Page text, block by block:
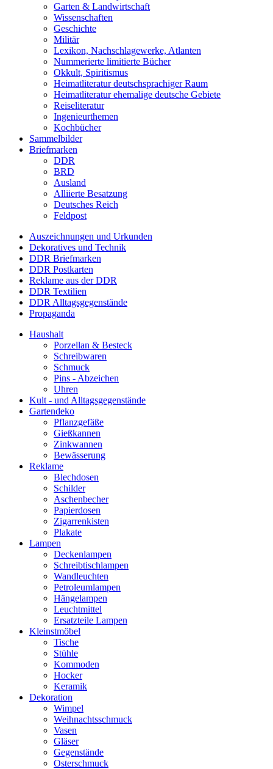
Garten & Landwirtschaft
Wissenschaften
Geschichte
Militär
Lexikon, Nachschlagewerke, Atlanten
Nummerierte limitierte Bücher
Okkult, Spiritismus
Heimatliteratur deutschsprachiger Raum
Heimatliteratur ehemalige deutsche Gebiete
Reiseliteratur
Ingenieurthemen
Kochbücher
Sammelbilder
Briefmarken
DDR
BRD
Ausland
Alliierte Besatzung
Deutsches Reich
Feldpost
Auszeichnungen und Urkunden
Dekoratives und Technik
DDR Briefmarken
DDR Postkarten
Reklame aus der DDR
DDR Textilien
DDR Alltagsgegenstände
Propaganda
Haushalt
Porzellan & Besteck
Schreibwaren
Schmuck
Pins - Abzeichen
Uhren
Kult - und Alltagsgegenstände
Gartendeko
Pflanzgefäße
Gießkannen
Zinkwannen
Bewässerung
Reklame
Blechdosen
Schilder
Aschenbecher
Papierdosen
Zigarrenkisten
Plakate
Lampen
Deckenlampen
Schreibtischlampen
Wandleuchten
Petroleumlampen
Hängelampen
Leuchtmittel
Ersatzteile Lampen
Kleinstmöbel
Tische
Stühle
Kommoden
Hocker
Keramik
Dekoration
Wimpel
Weihnachtsschmuck
Vasen
Gläser
Gegenstände
Osterschmuck